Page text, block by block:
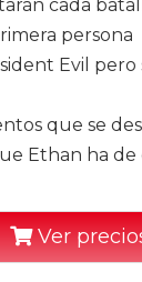
cada
persona
Evil pero
que se
Ethan ha
Ver